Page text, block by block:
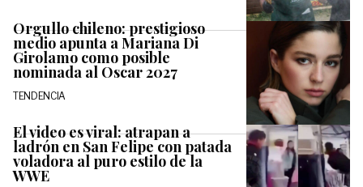
Orgullo chileno: prestigioso
medio apunta a Mariana Di
Girolamo como posible
nominada al Oscar 2027
TENDENCIA
El video es viral: atrapan a
ladrón en San Felipe con patada
voladora al puro estilo de la
WWE